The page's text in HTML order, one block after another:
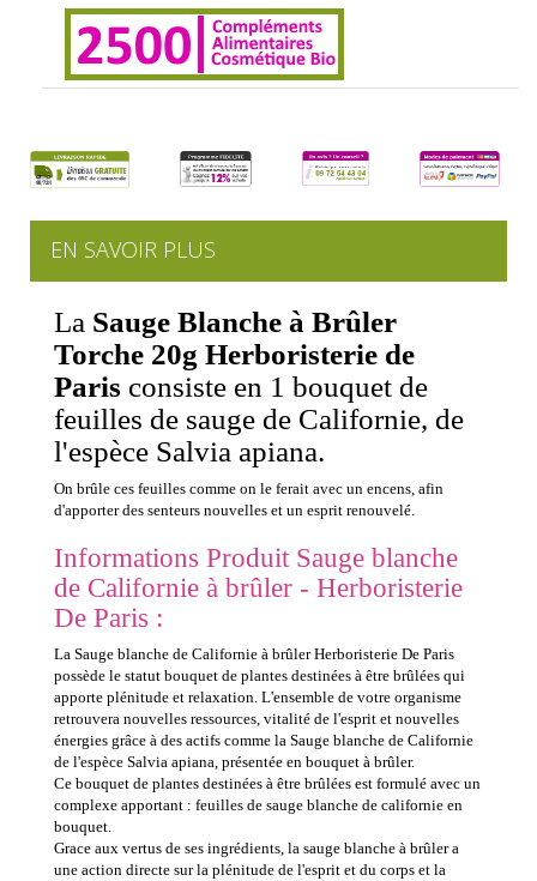
EN SAVOIR PLUS
La Sauge Blanche à Brûler
Torche 20g Herboristerie de
Paris consiste en 1 bouquet de
feuilles de sauge de Californie, de
l'espèce Salvia apiana.
On brûle ces feuilles comme on le ferait avec un encens, afin
d'apporter des senteurs nouvelles et un esprit renouvelé.
Informations Produit Sauge blanche
de Californie à brûler - Herboristerie
De Paris :
La Sauge blanche de Californie à brûler Herboristerie De Paris
possède le statut bouquet de plantes destinées à être brûlées qui
apporte plénitude et relaxation. L'ensemble de votre organisme
retrouvera nouvelles ressources, vitalité de l'esprit et nouvelles
énergies grâce à des actifs comme la Sauge blanche de Californie
de l'espèce Salvia apiana, présentée en bouquet à brûler.
Ce bouquet de plantes destinées à être brûlées est formulé avec un
complexe apportant : feuilles de sauge blanche de californie en
bouquet.
Grace aux vertus de ses ingrédients, la sauge blanche à brûler a
une action directe sur la plénitude de l'esprit et du corps et la